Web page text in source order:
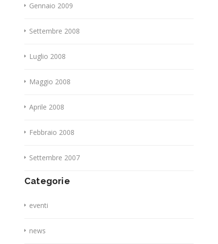
Gennaio 2009
Settembre 2008
Luglio 2008
Maggio 2008
Aprile 2008
Febbraio 2008
Settembre 2007
Categorie
eventi
news